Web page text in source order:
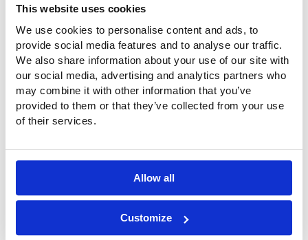
This website uses cookies
We use cookies to personalise content and ads, to
provide social media features and to analyse our traffic.
We also share information about your use of our site with
our social media, advertising and analytics partners who
may combine it with other information that you’ve
provided to them or that they’ve collected from your use
of their services.
Allow all
Customize